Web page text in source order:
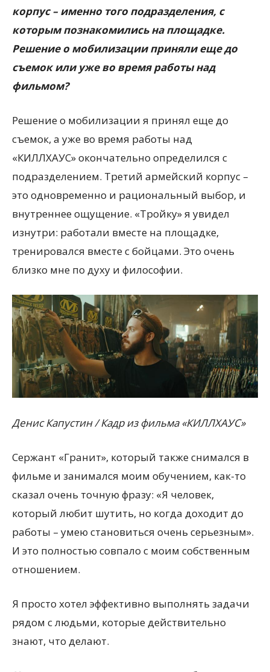
корпус – именно того подразделения, с
которым познакомились на площадке.
Решение о мобилизации приняли еще до
съемок или уже во время работы над
фильмом?
Решение о мобилизации я принял еще до
съемок, а уже во время работы над
«КИЛЛХАУС» окончательно определился с
подразделением. Третий армейский корпус –
это одновременно и рациональный выбор, и
внутреннее ощущение. «Тройку» я увидел
изнутри: работали вместе на площадке,
тренировался вместе с бойцами. Это очень
близко мне по духу и философии.
Денис Капустин / Кадр из фильма «КИЛЛХАУС»
Сержант «Гранит», который также снимался в
фильме и занимался моим обучением, как-то
сказал очень точную фразу: «Я человек,
который любит шутить, но когда доходит до
работы – умею становиться очень серьезным».
И это полностью совпало с моим собственным
отношением.
Я просто хотел эффективно выполнять задачи
рядом с людьми, которые действительно
знают, что делают.